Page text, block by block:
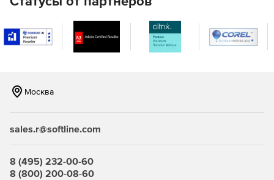
внесения данных.
Возможность работать в локальной сети или через
учета и отчетность.
Москва
sales.r@softline.com
8 (495) 232-00-60
8 (800) 200-08-60